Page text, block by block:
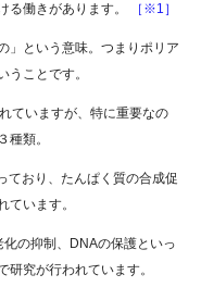
る働きがあります。
［※1］
」という意味。つまりポリア
うことです。
ていますが、特に重要なの
種類。
ており、たんぱく質の合成促
ています。
化の抑制、DNAの保護といっ
究が行われています。